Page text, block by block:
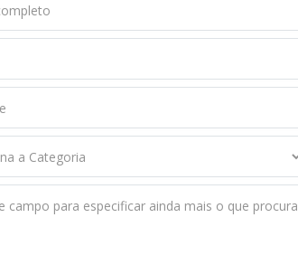
campo para especificar ainda mais o que procura